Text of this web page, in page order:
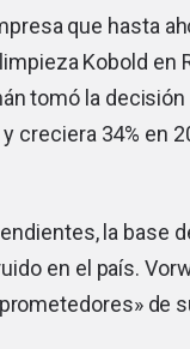
que hasta
Kobold en
tomó la
creciera 34% en
la base
en el país.
de